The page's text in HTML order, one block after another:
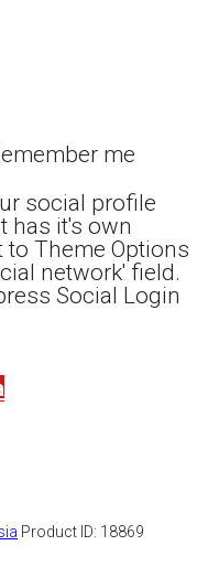
me
social profile
has it's own
to Theme Options
network' field.
Social Login
Product ID: 18869